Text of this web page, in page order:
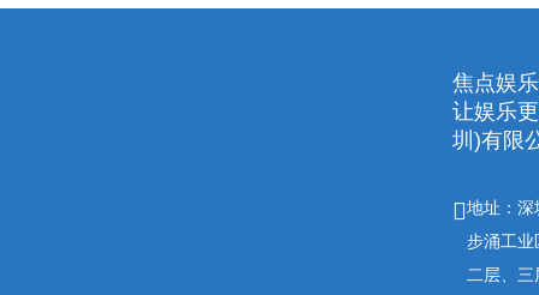
焦点娱
让娱乐
圳)有限
地址：深
步涌工业
二层、